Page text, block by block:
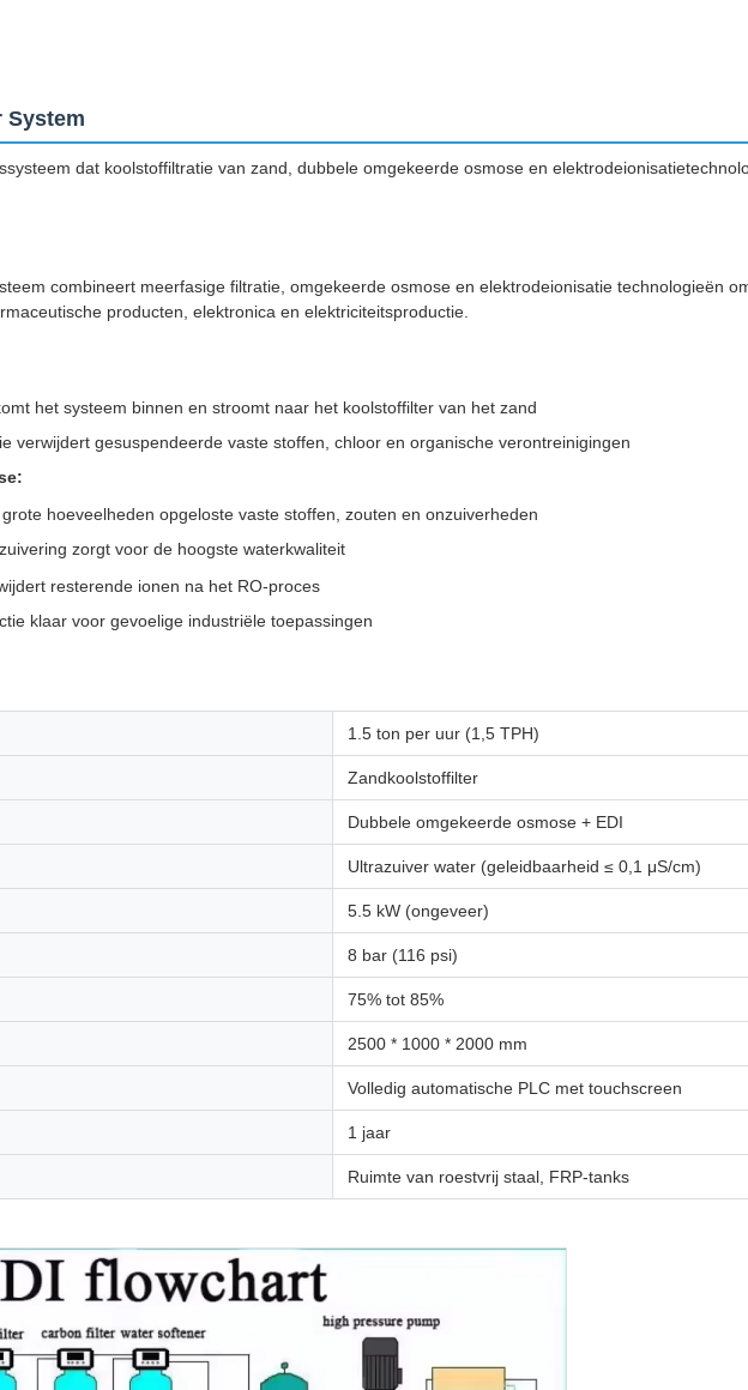
System
dat koolstoffiltratie van zand, dubbele omgekeerde osmose en
combineert meerfasige filtratie, omgekeerde osmose en elektrodeionisatie technologieën
producten, elektronica en elektriciteitsproductie.
het systeem binnen en stroomt naar het koolstoffilter van het zand
verwijdert gesuspendeerde vaste stoffen, chloor en organische verontreinigingen
hoeveelheden opgeloste vaste stoffen, zouten en onzuiverheden
zorgt voor de hoogste waterkwaliteit
resterende ionen na het RO-proces
klaar voor gevoelige industriële toepassingen
1.5 ton per uur (1,5 TPH)
Zandkoolstoffilter
Dubbele omgekeerde osmose + EDI
Ultrazuiver water (geleidbaarheid ≤ 0,1 μS/cm)
5.5 kW (ongeveer)
8 bar (116 psi)
75% tot 85%
2500 * 1000 * 2000 mm
Volledig automatische PLC met touchscreen
1 jaar
Ruimte van roestvrij staal, FRP-tanks